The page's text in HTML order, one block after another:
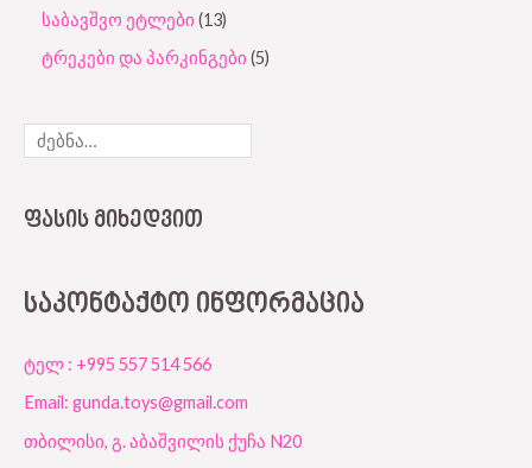
საბავშვო ეტლები 13
ტრეკები და პარკინგები 5
ᲤᲐᲡᲘᲡ ᲛᲘᲮᲔᲓᲕᲘᲗ
ᲡᲐᲙᲝᲜᲢᲐᲥᲢᲝ ᲘᲜᲤᲝᲠᲛᲐᲪᲘᲐ
ტელ : +995 557 514 566
Email: gunda.toys@gmail.com
თბილისი, გ. აბაშვილის ქუჩა N20